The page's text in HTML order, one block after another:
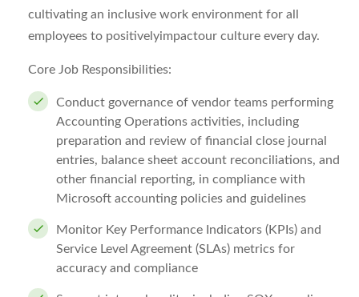
cultivating an inclusive work environment for all
employees to positivelyimpactour culture every day.
Core Job Responsibilities:
Conduct governance of vendor teams performing
Accounting Operations activities, including
preparation and review of financial close journal
entries, balance sheet account reconciliations, and
other financial reporting, in compliance with
Microsoft accounting policies and guidelines
Monitor Key Performance Indicators (KPIs) and
Service Level Agreement (SLAs) metrics for
accuracy and compliance